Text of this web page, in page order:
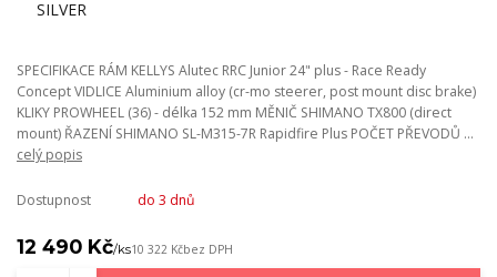
SPECIFIKACE RÁM KELLYS Alutec RRC Junior 24" plus - Race Ready
Concept VIDLICE Aluminium alloy (cr-mo steerer, post mount disc brake)
KLIKY PROWHEEL (36) - délka 152 mm MĚNIČ SHIMANO TX800 (direct
mount) ŘAZENÍ SHIMANO SL-M315-7R Rapidfire Plus POČET PŘEVODŮ ...
celý popis
Dostupnost do 3 dnů
12 490 Kč/ks10 322 Kčbez DPH